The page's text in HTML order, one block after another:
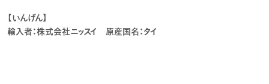
【いんげん】
輸入者：株式会社ニッスイ 原産国名：タイ